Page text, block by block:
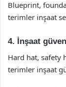
Blueprint,
terimler inşaat
4. İnşaat
Hard hat, safety
terimler inşaat